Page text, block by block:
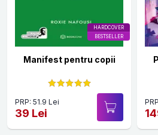
HARDCOVER
BESTSELLER
Manifest pentru copii
PRP: 51.9 Lei
39 Lei